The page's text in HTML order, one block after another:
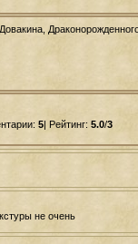
5| Рейтинг: 5.0/3
не очень